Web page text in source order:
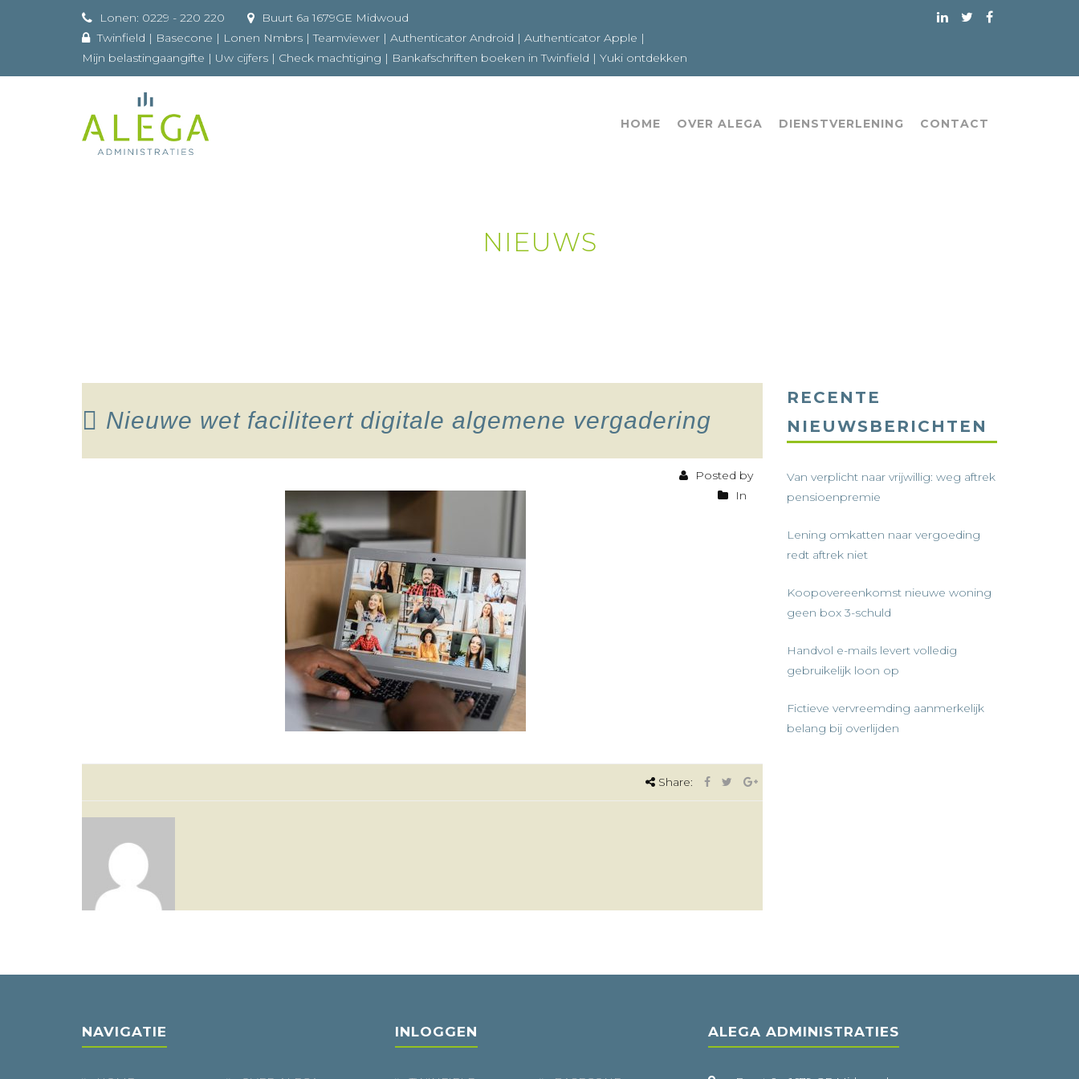
Lonen: 0229 - 220 220
Buurt 6a 1679GE Midwoud
Twinfield | Basecone | Lonen Nmbrs |Teamviewer | Authenticator Android | Authenticator Apple |
Mijn belastingaangifte | Uw cijfers | Check machtiging | Bankafschriften boeken in Twinfield | Yuki ontdekken
HOME OVER ALEGA DIENSTVERLENING CONTACT
NIEUWS
Nieuwe wet faciliteert digitale algemene vergadering
Posted by
In
Share:
RECENTE
NIEUWSBERICHTEN
Van verplicht naar vrijwillig: weg aftrek
pensioenpremie
Lening omkatten naar vergoeding
redt aftrek niet
Koopovereenkomst nieuwe woning
geen box 3-schuld
Handvol e-mails levert volledig
gebruikelijk loon op
Fictieve vervreemding aanmerkelijk
belang bij overlijden
NAVIGATIE INLOGGEN ALEGA ADMINISTRATIES